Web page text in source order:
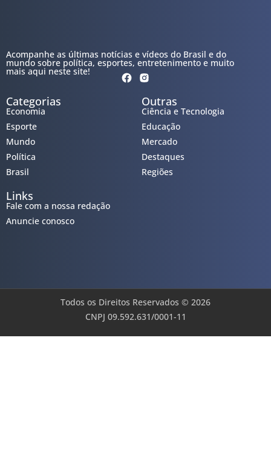
Acompanhe as últimas notícias e vídeos do Brasil e do
mundo sobre política, esportes, entretenimento e muito
mais aqui neste site!
Categorias
Economia
Esporte
Mundo
Política
Brasil
Outras
Ciência e Tecnologia
Educação
Mercado
Destaques
Regiões
Links
Fale com a nossa redação
Anuncie conosco
Todos os Direitos Reservados © 2026
CNPJ 09.592.631/0001-11